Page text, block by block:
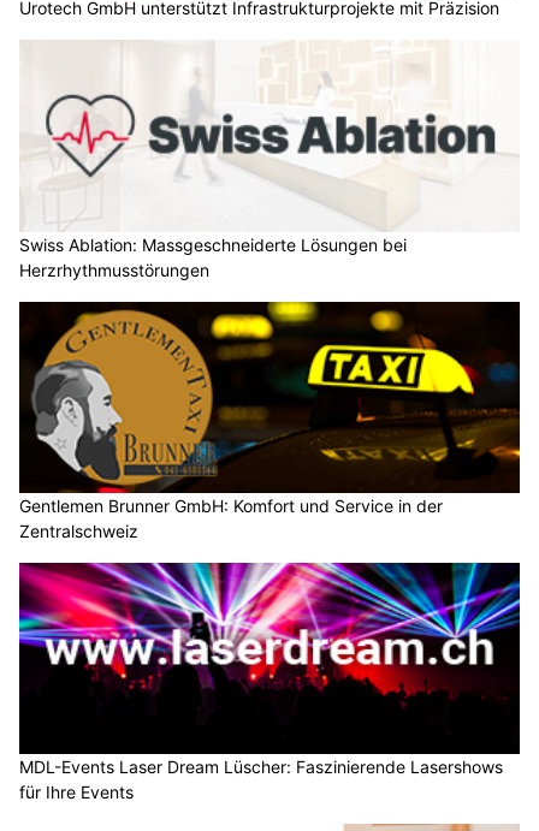
Urotech GmbH unterstützt Infrastrukturprojekte mit Präzision
Swiss Ablation: Massgeschneiderte Lösungen bei
Herzrhythmusstörungen
Gentlemen Brunner GmbH: Komfort und Service in der
Zentralschweiz
MDL-Events Laser Dream Lüscher: Faszinierende Lasershows
für Ihre Events